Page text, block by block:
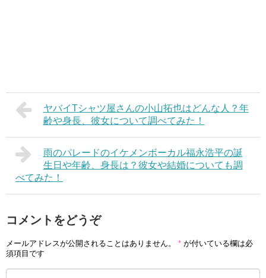
ヤバイTシャツ屋さんの小山拓也はどんな人？年
齢や身長、彼女について調べてみた！
雨のパレードのイケメンボーカル福永浩平の誕
生日や年齢、身長は？彼女や結婚についても調
べてみた！
コメントをどうぞ
メールアドレスが公開されることはありません。 * が付いている欄は必
須項目です